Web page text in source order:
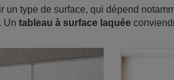
un type de surface, qui dépend
Un tableau à surface laquée